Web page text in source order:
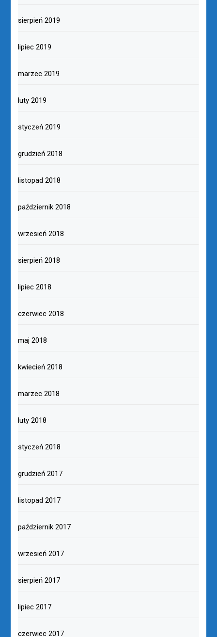
sierpień 2019
lipiec 2019
marzec 2019
luty 2019
styczeń 2019
grudzień 2018
listopad 2018
październik 2018
wrzesień 2018
sierpień 2018
lipiec 2018
czerwiec 2018
maj 2018
kwiecień 2018
marzec 2018
luty 2018
styczeń 2018
grudzień 2017
listopad 2017
październik 2017
wrzesień 2017
sierpień 2017
lipiec 2017
czerwiec 2017